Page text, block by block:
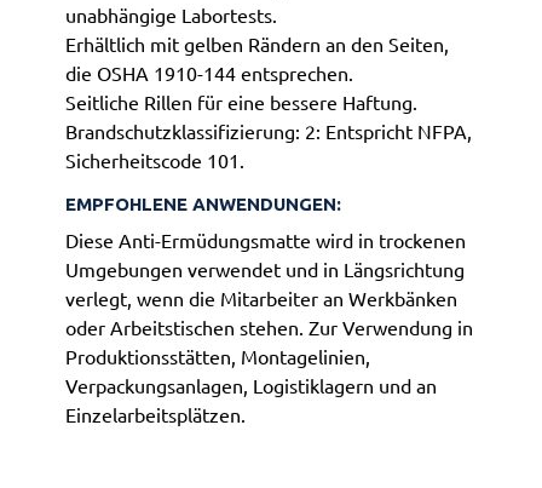
unabhängige Labortests.
Erhältlich mit gelben Rändern an den Seiten,
die OSHA 1910-144 entsprechen.
Seitliche Rillen für eine bessere Haftung.
Brandschutzklassifizierung: 2: Entspricht NFPA,
Sicherheitscode 101.
EMPFOHLENE ANWENDUNGEN:
Diese Anti-Ermüdungsmatte wird in trockenen
Umgebungen verwendet und in Längsrichtung
verlegt, wenn die Mitarbeiter an Werkbänken
oder Arbeitstischen stehen. Zur Verwendung in
Produktionsstätten, Montagelinien,
Verpackungsanlagen, Logistiklagern und an
Einzelarbeitsplätzen.